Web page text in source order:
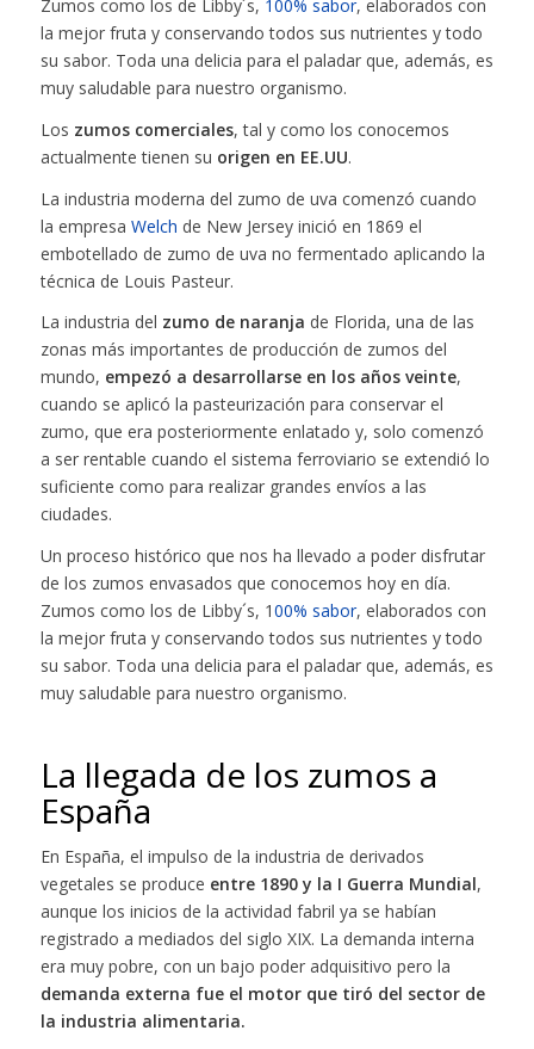
Zumos como los de Libby´s, 100% sabor, elaborados con
la mejor fruta y conservando todos sus nutrientes y todo
su sabor. Toda una delicia para el paladar que, además, es
muy saludable para nuestro organismo.
Los zumos comerciales, tal y como los conocemos
actualmente tienen su origen en EE.UU.
La industria moderna del zumo de uva comenzó cuando
la empresa Welch de New Jersey inició en 1869 el
embotellado de zumo de uva no fermentado aplicando la
técnica de Louis Pasteur.
La industria del zumo de naranja de Florida, una de las
zonas más importantes de producción de zumos del
mundo, empezó a desarrollarse en los años veinte,
cuando se aplicó la pasteurización para conservar el
zumo, que era posteriormente enlatado y, solo comenzó
a ser rentable cuando el sistema ferroviario se extendió lo
suficiente como para realizar grandes envíos a las
ciudades.
Un proceso histórico que nos ha llevado a poder disfrutar
de los zumos envasados que conocemos hoy en día.
Zumos como los de Libby´s, 100% sabor, elaborados con
la mejor fruta y conservando todos sus nutrientes y todo
su sabor. Toda una delicia para el paladar que, además, es
muy saludable para nuestro organismo.
La llegada de los zumos a
España
En España, el impulso de la industria de derivados
vegetales se produce entre 1890 y la I Guerra Mundial,
aunque los inicios de la actividad fabril ya se habían
registrado a mediados del siglo XIX. La demanda interna
era muy pobre, con un bajo poder adquisitivo pero la
demanda externa fue el motor que tiró del sector de
la industria alimentaria.